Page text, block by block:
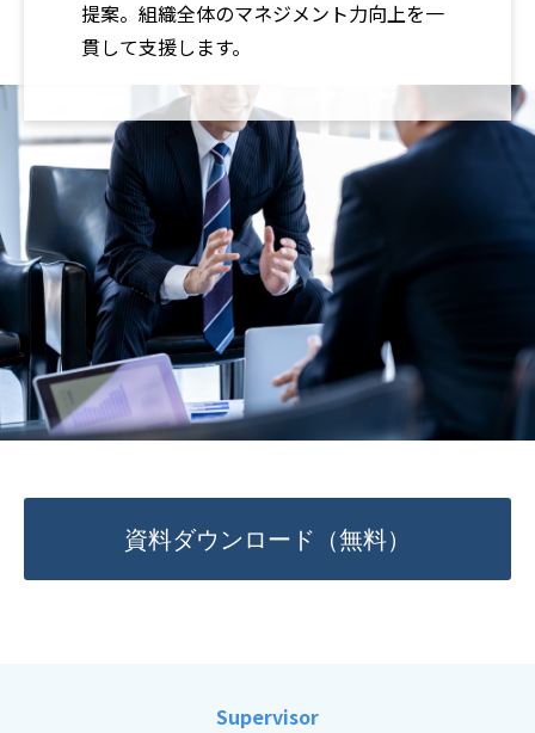
提案。組織全体のマネジメント力向上を一
貫して支援します。
資料ダウンロード（無料）
Supervisor